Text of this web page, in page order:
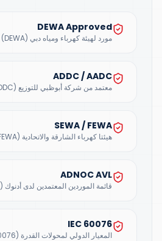
DEWA Approved
مورد لهيئة كهرباء ومياه دبي (DEWA)
ADDC / AADC
معتمد من شركة أبوظبي للتوزيع (ADDC)
SEWA / FEWA
هيئتا كهرباء الشارقة والاتحادية (SEWA / FEWA)
ADNOC AVL
قائمة الموردين المعتمدين لدى أدنوك (ADNOC AVL)
IEC 60076
المعيار الدولي لمحولات القدرة (IEC 60076)